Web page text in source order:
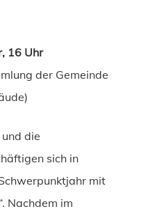
16 Uhr
der Gemeinde
die
sich in
mit
Nachdem im